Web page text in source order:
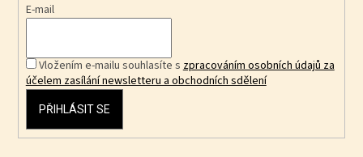
E-mail
Vložením e-mailu souhlasíte s zpracováním osobních údajů za
účelem zasílání newsletteru a obchodních sdělení
PŘIHLÁSIT SE